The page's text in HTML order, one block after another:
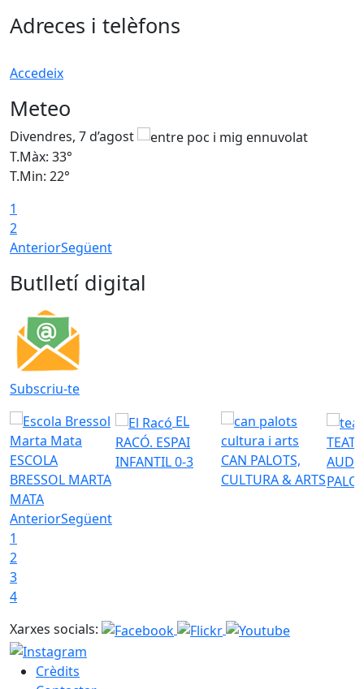
Adreces i telèfons
Accedeix
Meteo
Divendres, 7 d’agost
T.Màx: 33°
T.Min: 22°
1
2
AnteriorSegüent
Butlletí digital
Subscriu-te
ESCOLA
BRESSOL MARTA
MATA
EL
RACÓ. ESPAI
INFANTIL 0-3
CAN PALOTS,
CULTURA & ARTS
AnteriorSegüent
1
2
3
4
Xarxes socials:
Crèdits